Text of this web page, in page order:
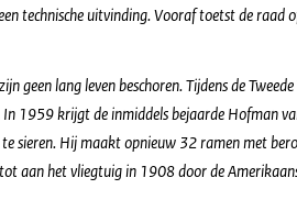
technische uitvinding. Vooraf toetst de raad
geen lang leven beschoren. Tijdens de
1959 krijgt de inmiddels bejaarde Hofman
sieren. Hij maakt opnieuw 32 ramen met
aan het vliegtuig in 1908 door de